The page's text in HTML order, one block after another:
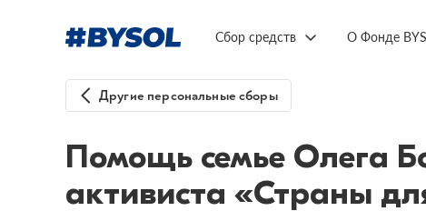
Сбор средств О Фонде
Другие персональные сборы
Помощь семье Олега
активиста «Страны